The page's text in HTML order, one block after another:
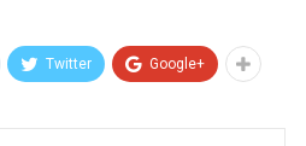
Twitter Google+